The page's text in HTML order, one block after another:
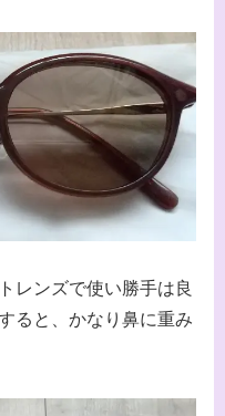
レンズで使い勝手は良
ると、かなり鼻に重み